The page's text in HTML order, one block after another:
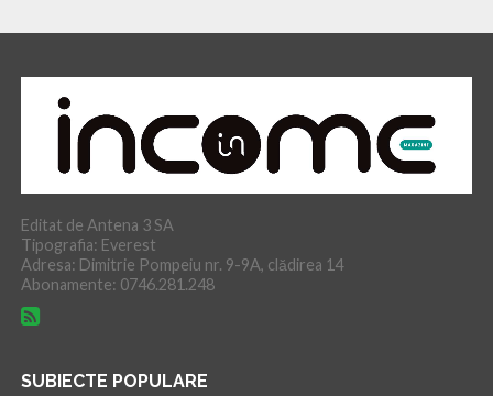
Editat de Antena 3 SA
Tipografia: Everest
Adresa: Dimitrie Pompeiu nr. 9-9A, clădirea 14
Abonamente: 0746.281.248
SUBIECTE POPULARE